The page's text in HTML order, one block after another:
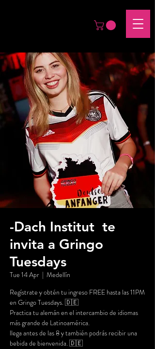
-Dach Institut te
invita a Gringo
Tuesdays
Tue 14 Apr
  |
Medellín
Regístrate y obtén tu ingreso FREE hasta las 11PM
en Gringo Tuesdays. 🇩🇪
Practica tu alemán en el intercambio de idiomas
más grande de Latinoamérica.
llega antes de las 8 y también podrás recibir una
bebida de bienvenida. 🇩🇪